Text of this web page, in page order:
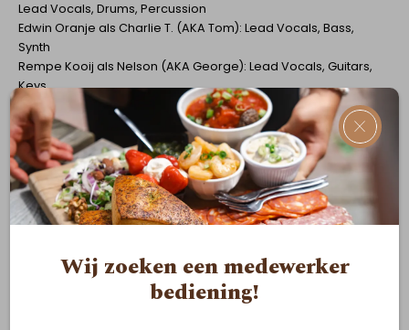
Lead Vocals, Drums, Percussion
Edwin Oranje als Charlie T. (AKA Tom): Lead Vocals, Bass,
Synth
Rempe Kooij als Nelson (AKA George): Lead Vocals, Guitars,
Keys
Theo Mackaay als Lefty (AKA Roy): Lead Vocals, Guitars
Allard Robertals Otis (AKA Jeff): Lead Vocals, Guitars, Brass,
Keys
Wij zoeken een medewerker
bediening!
×